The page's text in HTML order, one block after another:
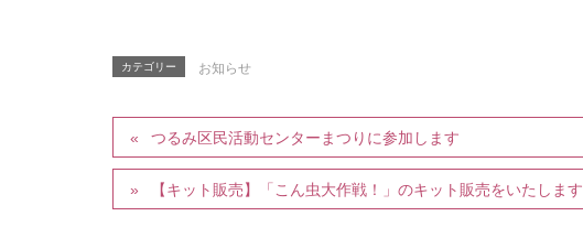
カテゴリー お知らせ
つるみ区民活動センターまつりに参加します
【キット販売】「こん虫大作戦！」のキット販売をいたします